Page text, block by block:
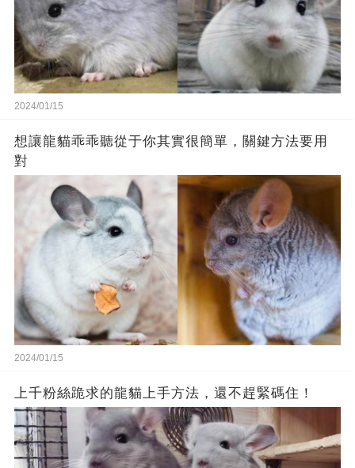
2024/01/15
想讓龍貓乖乖聽從于你其實很簡單，關鍵方法要用
對
2024/01/15
上千粉絲跪求的龍貓上手方法，還不趕緊碼住！